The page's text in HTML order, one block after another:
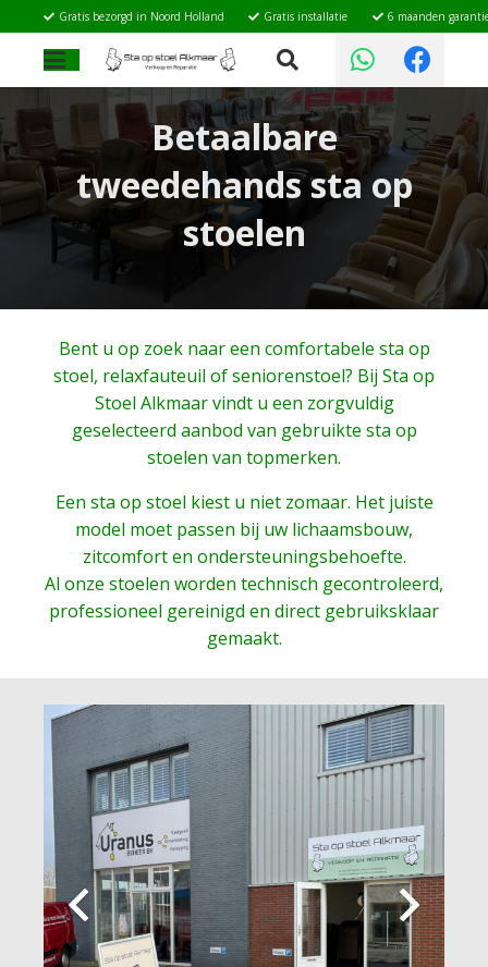
Gratis bezorgd in Noord Holland Gratis installatie 6 maanden
Betaalbare
tweedehands sta op
stoelen
Bent u op zoek naar een comfortabele sta op
stoel, relaxfauteuil of seniorenstoel? Bij Sta op
Stoel Alkmaar vindt u een zorgvuldig
geselecteerd aanbod van gebruikte sta op
stoelen van topmerken.
Een sta op stoel kiest u niet zomaar. Het juiste
model moet passen bij uw lichaamsbouw,
zitcomfort en ondersteuningsbehoefte.
Al onze stoelen worden technisch gecontroleerd,
professioneel gereinigd en direct gebruiksklaar
gemaakt.